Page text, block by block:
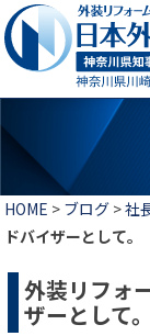
HOME > ブログ>社
ドバイザーとして。
外装リフォ
ザーとして。